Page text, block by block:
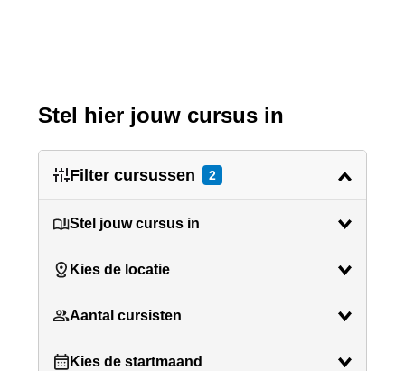
Stel hier jouw cursus in
Filter cursussen 2
Stel jouw cursus in
Kies de locatie
Aantal cursisten
Kies de startmaand